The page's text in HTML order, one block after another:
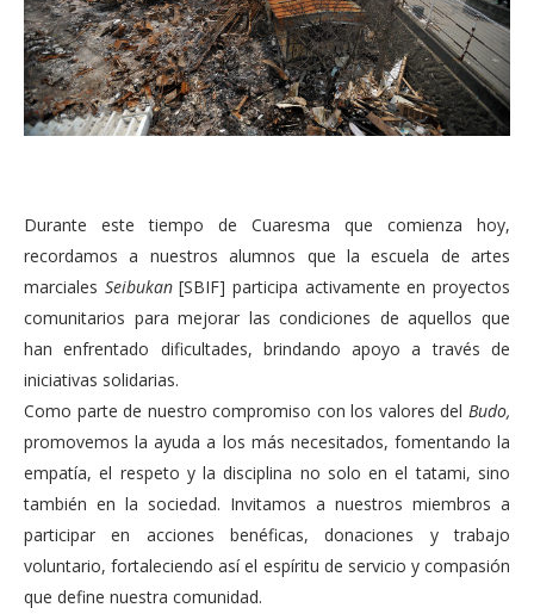
Durante este tiempo de Cuaresma que comienza hoy,
recordamos a nuestros alumnos que la escuela de artes
marciales Seibukan[SBIF] participa activamente en proyectos
comunitarios para mejorar las condiciones de aquellos que
han enfrentado dificultades, brindando apoyo a través de
iniciativas solidarias.
Como parte de nuestro compromiso con los valores del Budo,
promovemos la ayuda a los más necesitados, fomentando la
empatía, el respeto y la disciplina no solo en el tatami, sino
también en la sociedad. Invitamos a nuestros miembros a
participar en acciones benéficas, donaciones y trabajo
voluntario, fortaleciendo así el espíritu de servicio y compasión
que define nuestra comunidad.